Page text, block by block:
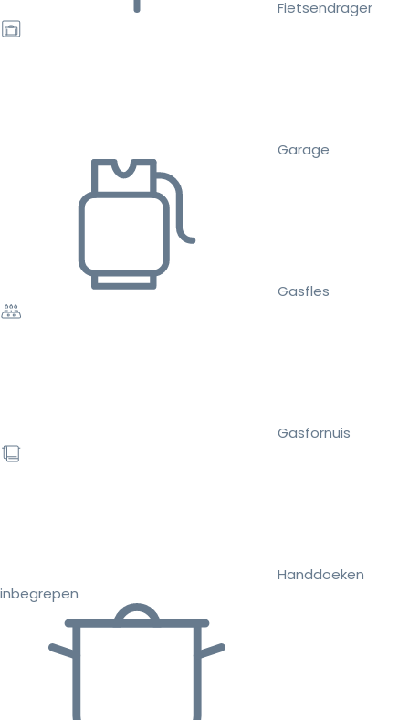
Fietsendrager
Garage
Gasfles
Gasfornuis
Handdoeken
inbegrepen